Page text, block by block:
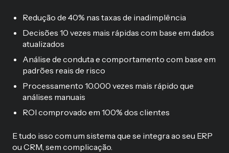
Redução de 40% nas taxas de inadimplência
Decisões 10 vezes mais rápidas com base em dados
atualizados
Análise de conduta e comportamento com base em
padrões reais de risco
Processamento 10.000 vezes mais rápido que
análises manuais
ROI comprovado em 100% dos clientes
E tudo isso com um sistema que se integra ao seu ERP
ou CRM, sem complicação.